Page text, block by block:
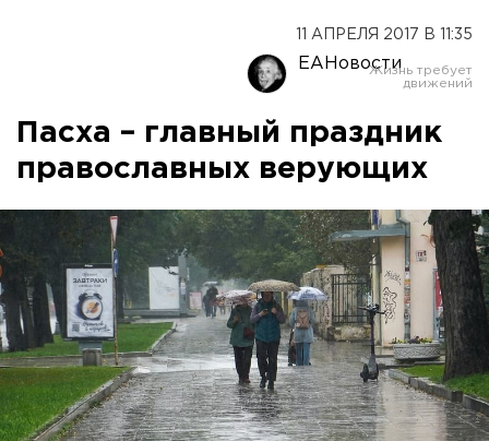
11 АПРЕЛЯ 2017 В 11:35
ЕАНовости
Пасха – главный праздник
православных верующих